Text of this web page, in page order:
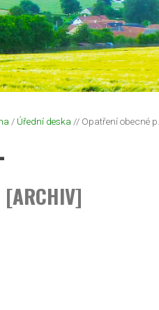
/ Úřední deska // Opatření obecné p...
[ARCHIV]